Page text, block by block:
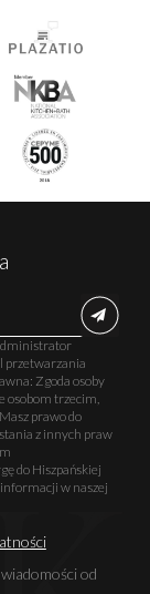
przetwarzania
Zgoda osoby
osobom trzecim,
prawo do
z innych praw
do Hiszpańskiej
w naszej
od